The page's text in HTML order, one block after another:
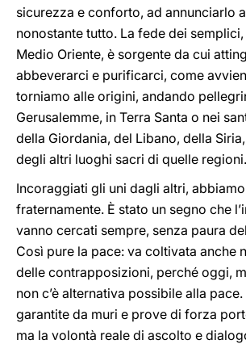
sicurezza e conforto, ad annunciarlo
nonostante tutto. La fede dei
Medio Oriente, è sorgente da cui
abbeverarci e purificarci, come
torniamo alle origini, andando
Gerusalemme, in Terra Santa o nei
della Giordania, del Libano, della
degli altri luoghi sacri di quelle regioni.
Incoraggiati gli uni dagli altri,
fraternamente. È stato un segno che
vanno cercati sempre, senza paura
Così pure la pace: va coltivata anche
delle contrapposizioni, perché oggi,
non c’è alternativa possibile alla
garantite da muri e prove di forza
ma la volontà reale di ascolto e